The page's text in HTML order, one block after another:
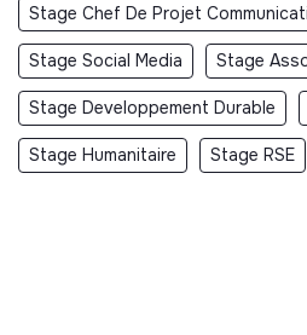
Stage Chef De Projet
Stage Social Media Stage
Stage Developpement Durable
Stage Humanitaire Stage RSE